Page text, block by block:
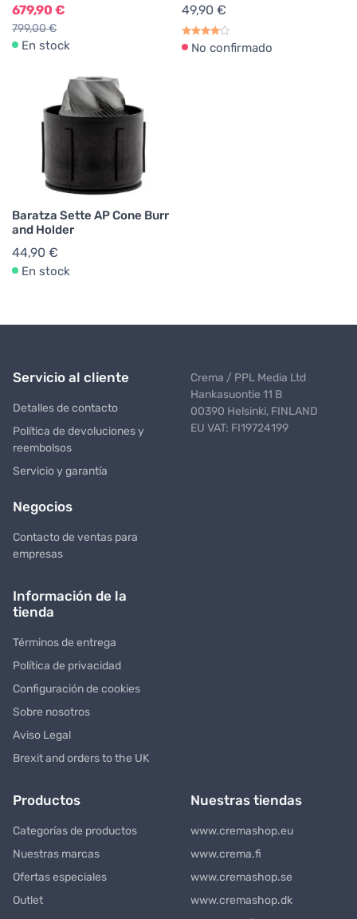
679,90 €
799,00 €
En stock
49,90 €
No confirmado
Baratza Sette AP Cone Burr
and Holder
44,90 €
En stock
Servicio al cliente
Detalles de contacto
Política de devoluciones y
reembolsos
Servicio y garantía
Negocios
Contacto de ventas para
empresas
Crema / PPL Media Ltd
Hankasuontie 11 B
00390 Helsinki, FINLAND
EU VAT: FI19724199
Información de la
tienda
Términos de entrega
Política de privacidad
Configuración de cookies
Sobre nosotros
Aviso Legal
Brexit and orders to the UK
Productos
Categorías de productos
Nuestras marcas
Ofertas especiales
Outlet
Nuestras tiendas
www.cremashop.eu
www.crema.fi
www.cremashop.se
www.cremashop.dk